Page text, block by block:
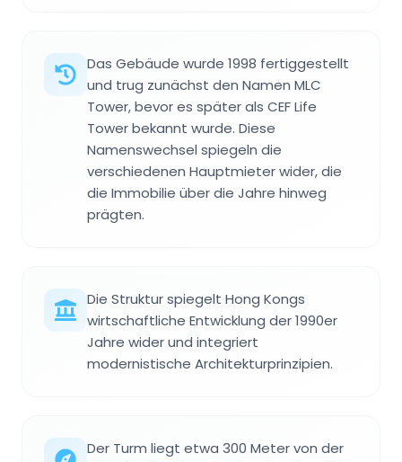
Das Gebäude wurde 1998 fertiggestellt
und trug zunächst den Namen MLC
Tower, bevor es später als CEF Life
Tower bekannt wurde. Diese
Namenswechsel spiegeln die
verschiedenen Hauptmieter wider, die
die Immobilie über die Jahre hinweg
prägten.
Die Struktur spiegelt Hong Kongs
wirtschaftliche Entwicklung der 1990er
Jahre wider und integriert
modernistische Architekturprinzipien.
Der Turm liegt etwa 300 Meter von der